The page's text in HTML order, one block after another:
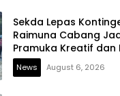
Sekda Lepas
Raimuna Cabang
Pramuka Kreatif dan
News August 6, 2026